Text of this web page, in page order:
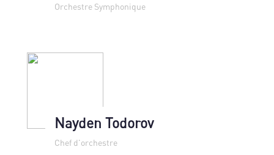
Orchestre Symphonique
Nayden Todorov
Chef d'orchestre